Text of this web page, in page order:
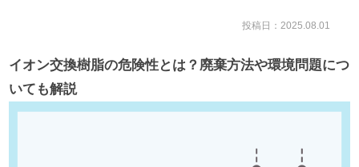
投稿日：2025.08.01
イオン交換樹脂の危険性とは？廃棄方法や環境問題につ
いても解説